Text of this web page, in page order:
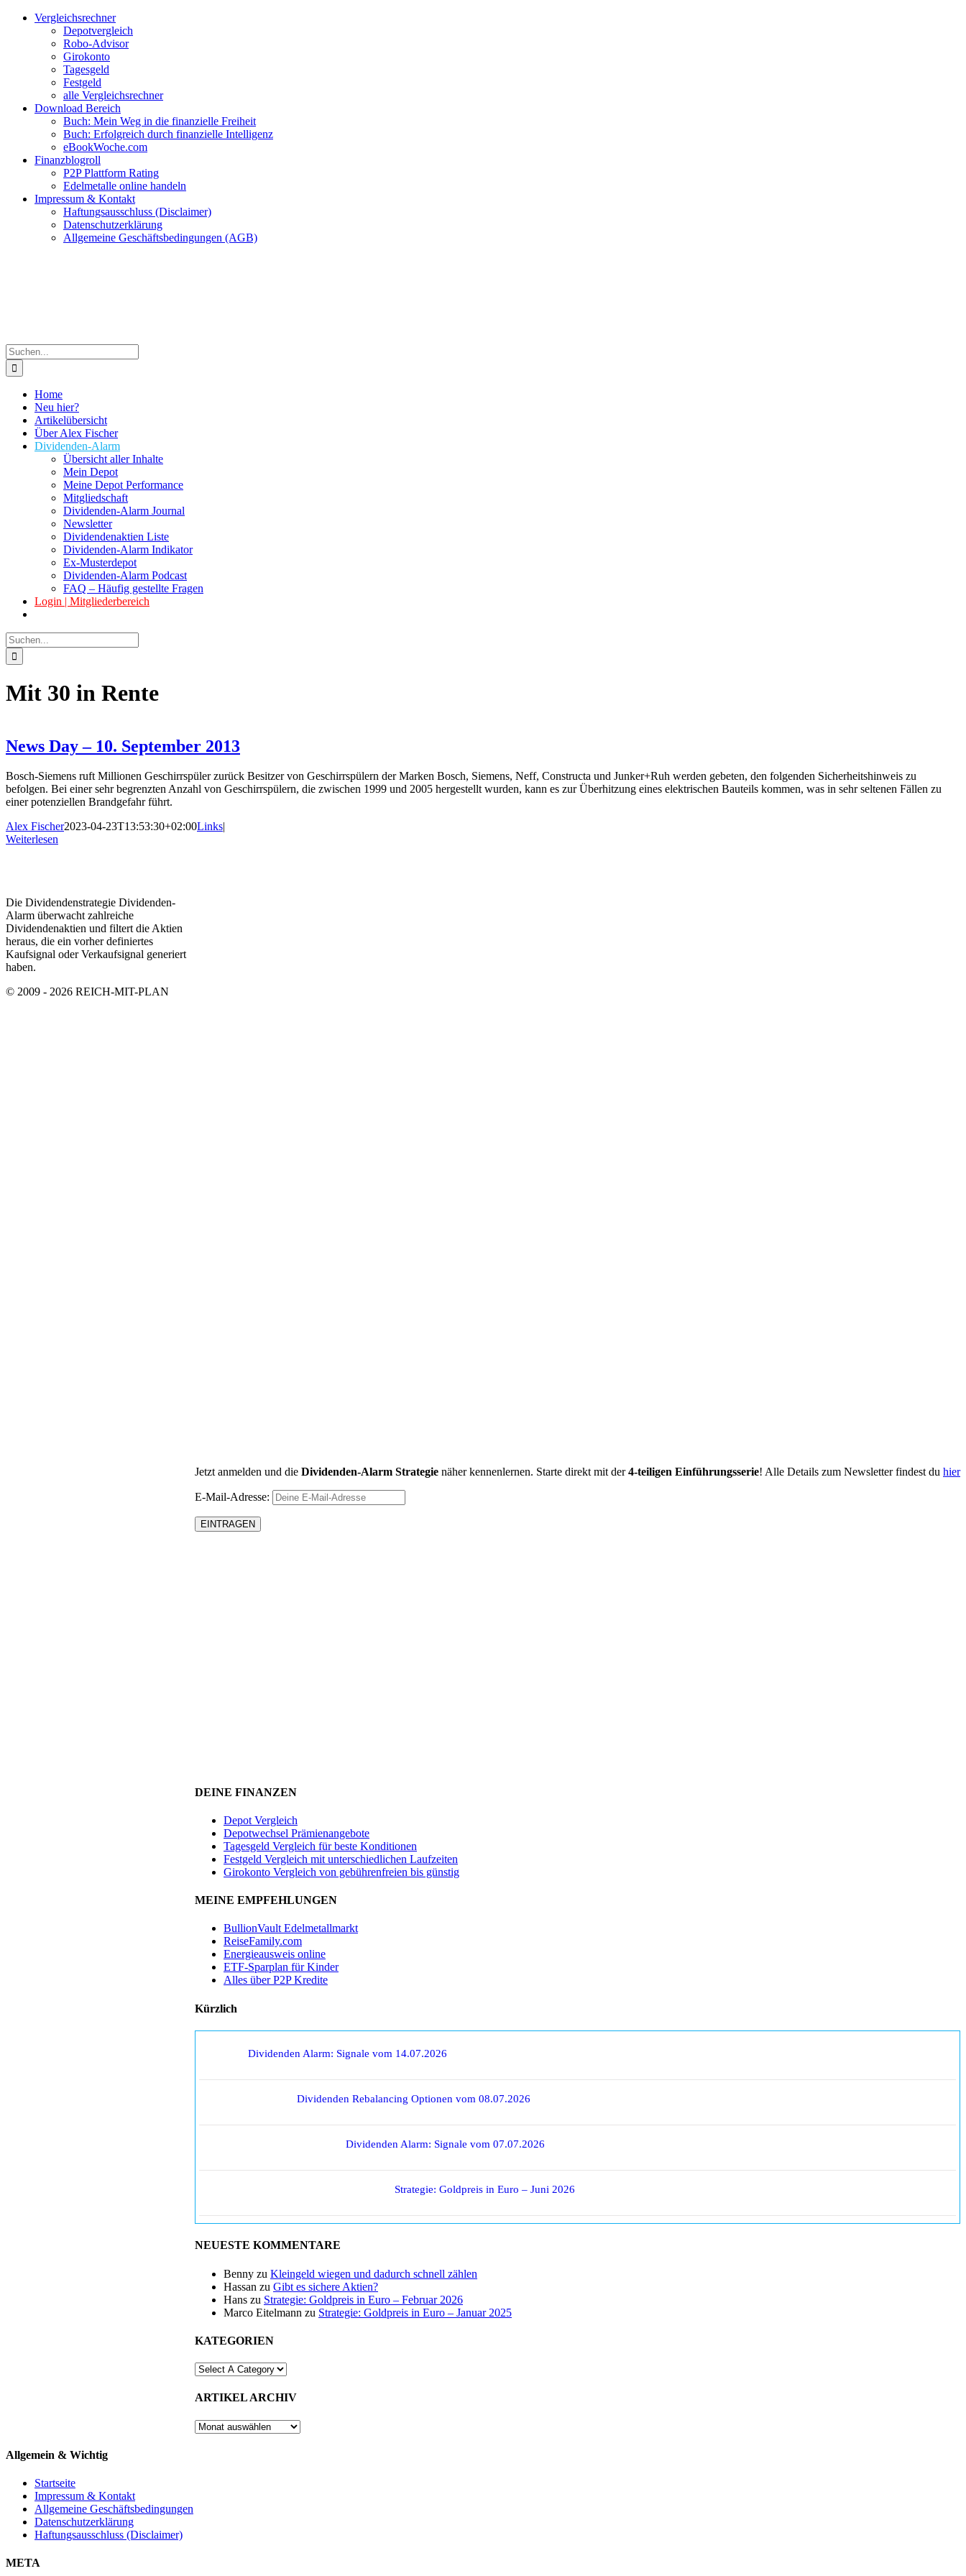
Zum
Facebook
Twitter
Instagram
Pinterest
YouTubeVergleichsrechner
Depotvergleich
Robo-Advisor
Girokonto
Tagesgeld
Festgeld
alle Vergleichsrechner
Download Bereich
Buch: Mein Weg in die finanzielle Freiheit
Buch: Erfolgreich durch finanzielle Intelligenz
eBookWoche.com
Finanzblogroll
P2P Plattform Rating
Edelmetalle online handeln
Impressum & Kontakt
Haftungsausschluss (Disclaimer)
Datenschutzerklärung
Allgemeine Geschäftsbedingungen (AGB)
Suche
nach:
Home
Neu hier?
Artikelübersicht
Über Alex Fischer
Dividenden-Alarm
Übersicht aller Inhalte
Mein Depot
Meine Depot Performance
Mitgliedschaft
Dividenden-Alarm Journal
Newsletter
Dividendenaktien Liste
Dividenden-Alarm Indikator
Ex-Musterdepot
Dividenden-Alarm Podcast
FAQ – Häufig gestellte Fragen
Login | Mitgliederbereich
Suche
nach:
Mit 30 in Rente
News Day – 10. September 2013
Bosch-Siemens ruft Millionen Geschirrspüler zurück Besitzer von Geschirrspülern der Marken Bosch, Siemens, Neff, Constructa und Junker+Ruh werden gebeten, den folgenden Sicherheitshinweis zu
befolgen. Bei einer sehr begrenzten Anzahl von Geschirrspülern, die zwischen 1999 und 2005 hergestellt wurden, kann es zur Überhitzung eines elektrischen Bauteils kommen, was in sehr seltenen Fällen zu
einer potenziellen Brandgefahr führt.
Alex Fischer2023-04-23T13:53:30+02:00Links|
Weiterlesen
Jetzt anmelden und die Dividenden-Alarm Strategie näher kennenlernen. Starte direkt mit der4-teiligen Einführungsserie! Alle Details zum Newsletter findest du hier
E-Mail-Adresse:
DEINE FINANZEN
Depot Vergleich
Depotwechsel Prämienangebote
Tagesgeld Vergleich für beste Konditionen
Festgeld Vergleich mit unterschiedlichen Laufzeiten
Girokonto Vergleich von gebührenfreien bis günstig
MEINE EMPFEHLUNGEN
BullionVault Edelmetallmarkt
ReiseFamily.com
Energieausweis online
ETF-Sparplan für Kinder
Alles über P2P Kredite
Kürzlich
Dividenden Alarm: Signale vom 14.07.2026
Dividenden Rebalancing Optionen vom 08.07.2026
Dividenden Alarm: Signale vom 07.07.2026
Strategie: Goldpreis in Euro – Juni 2026
NEUESTE KOMMENTARE
Benny zu Kleingeld wiegen und dadurch schnell zählen
Hassan zu Gibt es sichere Aktien?
Hans zu Strategie: Goldpreis in Euro – Februar 2026
Marco Eitelmann zu Strategie: Goldpreis in Euro – Januar 2025
KATEGORIEN
ARTIKEL ARCHIV
ARTIKEL
Die Dividendenstrategie Dividenden-
Alarm überwacht zahlreiche
Dividendenaktien und filtert die Aktien
heraus, die ein vorher definiertes
Kaufsignal oder Verkaufsignal generiert
haben.
© 2009 - 2026 REICH-MIT-PLAN
Allgemein & Wichtig
Startseite
Impressum & Kontakt
Allgemeine Geschäftsbedingungen
Datenschutzerklärung
Haftungsausschluss (Disclaimer)
META